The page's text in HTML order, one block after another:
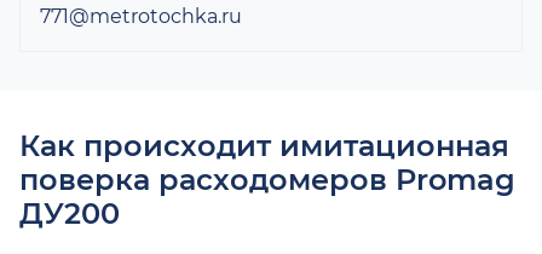
771@metrotochka.ru
Как происходит имитационная
поверка расходомеров Promag
ДУ200